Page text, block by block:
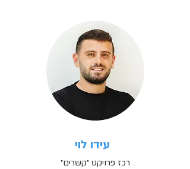
עידו לוי
רכז פרויקט ״קשרים״